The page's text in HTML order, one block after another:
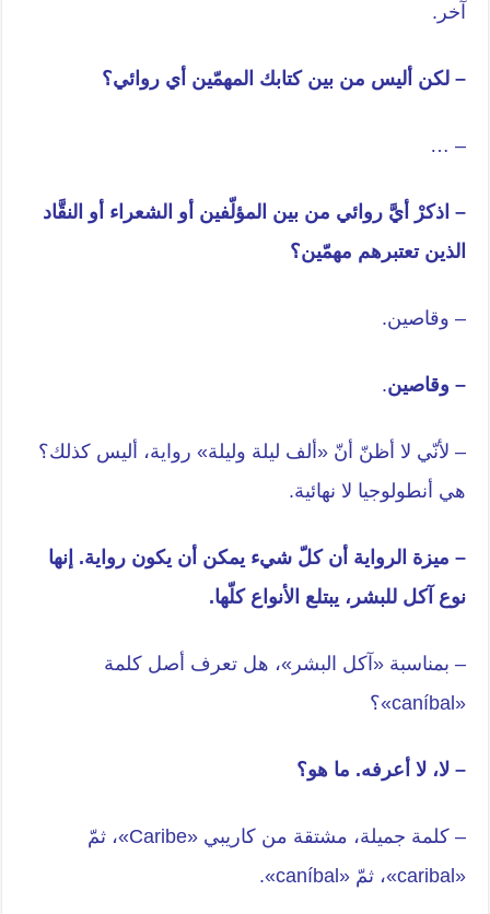
آخر.
– لكن أليس من بين كتابك المهمّين أي روائي؟
– …
– اذكرْ أيَّ روائي من بين المؤلّفين أو الشعراء أو النقَّاد
الذين تعتبرهم مهمّين؟
– وقاصين.
– وقاصين.
– لأنّي لا أظنّ أنّ «ألف ليلة وليلة» رواية، أليس كذلك؟
هي أنطولوجيا لا نهائية.
– ميزة الرواية أن كلّ شيء يمكن أن يكون رواية. إنها
نوع آكل للبشر، يبتلع الأنواع كلّها.
– بمناسبة «آكل البشر»، هل تعرف أصل كلمة
«caníbal»؟
– لا، لا أعرفه. ما هو؟
– كلمة جميلة، مشتقة من كاريبي «Caribe»، ثمّ
«caribal»، ثمّ «caníbal».